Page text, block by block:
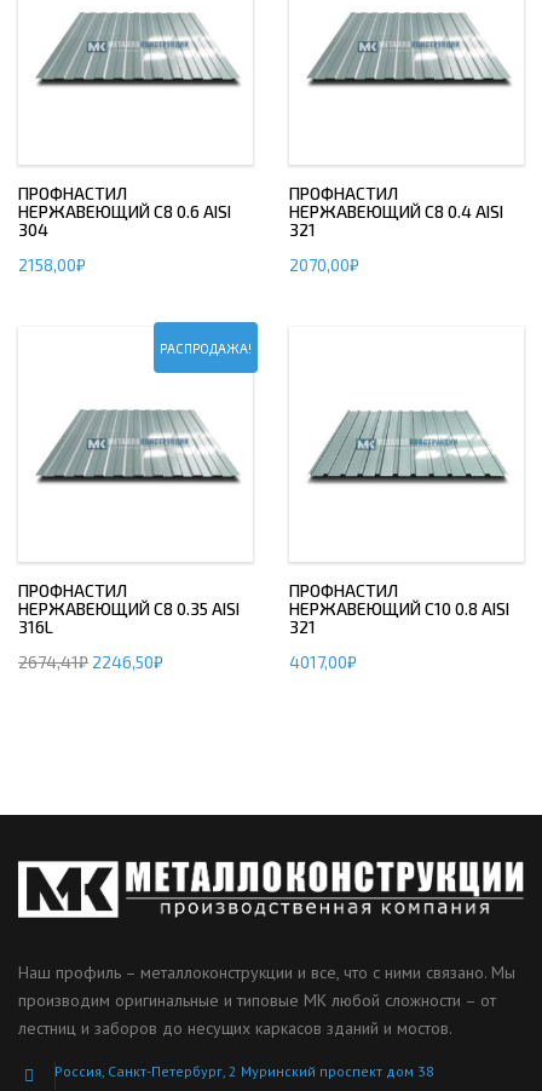
ПРОФНАСТИЛ
НЕРЖАВЕЮЩИЙ С8 0.6 AISI
304
2158,00₽
ПРОФНАСТИЛ
НЕРЖАВЕЮЩИЙ С8 0.4 AISI
321
2070,00₽
РАСПРОДАЖА!
ПРОФНАСТИЛ
НЕРЖАВЕЮЩИЙ С8 0.35 AISI
316L
2674,41₽ 2246,50₽
ПРОФНАСТИЛ
НЕРЖАВЕЮЩИЙ С10 0.8 AISI
321
4017,00₽
Наш профиль – металлоконструкции и все, что с ними связано. Мы
производим оригинальные и типовые МК любой сложности – от
лестниц и заборов до несущих каркасов зданий и мостов.
Россия, Санкт-Петербург, 2 Муринский проспект дом 38